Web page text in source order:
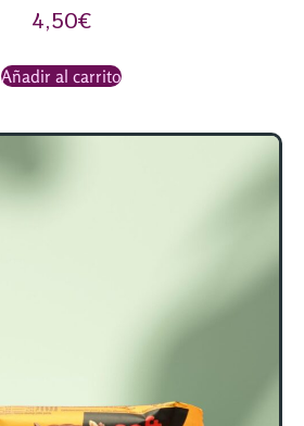
4,50€
Añadir al carrito